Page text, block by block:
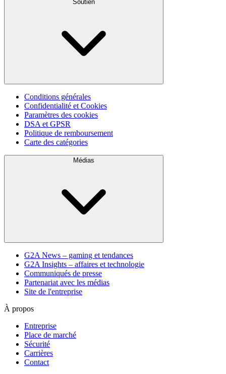
Soutien
Conditions générales
Confidentialité et Cookies
Paramètres des cookies
DSA et GPSR
Politique de remboursement
Carte des catégories
Médias
G2A News – gaming et tendances
G2A Insights – affaires et technologie
Communiqués de presse
Partenariat avec les médias
Site de l'entreprise
À propos
Entreprise
Place de marché
Sécurité
Carrières
Contact